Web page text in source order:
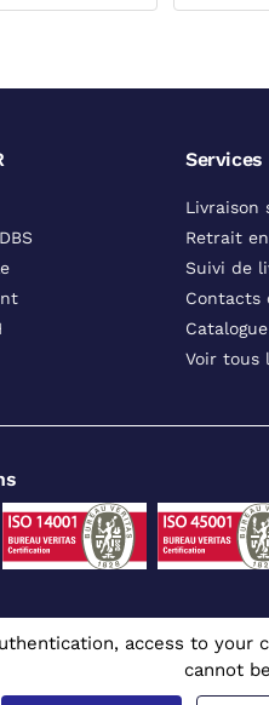
Services
Livraison
Retrait
Suivi de
Contacts
Voir tous
CGR - Tous droits réservés
access to
cannot